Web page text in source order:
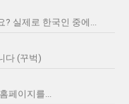
실제로 한국인 중에...
다 (꾸벅)
페이지를...